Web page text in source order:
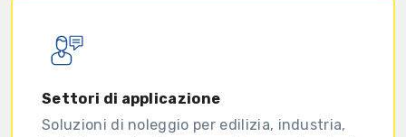
Settori di applicazione
Soluzioni di noleggio per edilizia, industria,